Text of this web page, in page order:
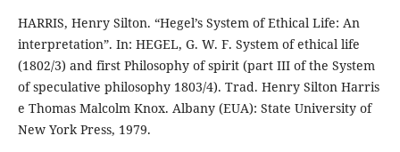
HARRIS, Henry Silton. “Hegel’s System of Ethical Life: An
interpretation”. In: HEGEL, G. W. F. System of ethical life
(1802/3) and first Philosophy of spirit (part III of the System
of speculative philosophy 1803/4). Trad. Henry Silton Harris
e Thomas Malcolm Knox. Albany (EUA): State University of
New York Press, 1979.